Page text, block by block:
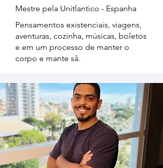
Mestre pela Unitlantico - Espanha
Pensamentos existenciais, viagens,
aventuras, cozinha, músicas, boletos
e em um processo de manter o
corpo e mante sã.